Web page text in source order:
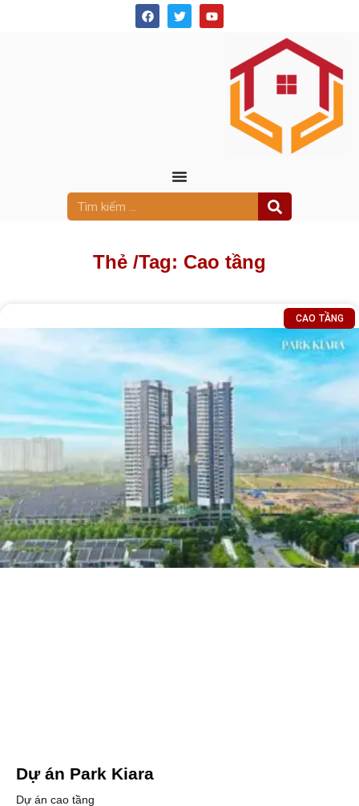
Thẻ /Tag: Cao tầng
CAO TẦNG
Dự án Park Kiara
Dự án cao tầng